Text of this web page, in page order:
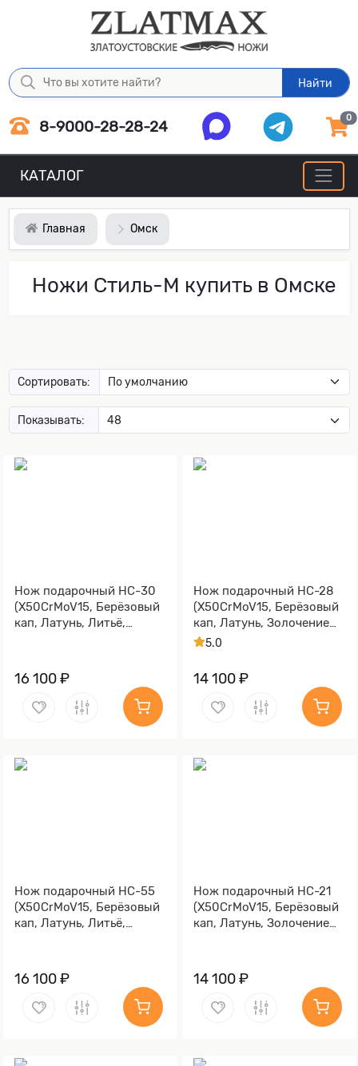
Найти
8-9000-28-28-24 0
КАТАЛОГ
Главная Омск
Ножи Стиль-М купить в Омске
Сортировать:
Показывать:
Нож подарочный НС-30
(X50CrMoV15, Берёзовый
кап, Латунь, Литьё,
16 100 ₽
Нож подарочный НС-28
(X50CrMoV15, Берёзовый
кап, Латунь, Золочение
клинка гарды и тыльника)
5.0
14 100 ₽
Нож подарочный НС-55
(X50CrMoV15, Берёзовый
кап, Латунь, Литьё,
16 100 ₽
Нож подарочный НС-21
(X50CrMoV15, Берёзовый
кап, Латунь, Золочение
14 100 ₽